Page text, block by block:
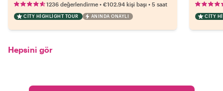
1236 değerlendirme • €102.94 kişi başı • 5 saat
CITY HIGHLIGHT TOUR ANINDA ONAYLI CITY
Hepsini gör